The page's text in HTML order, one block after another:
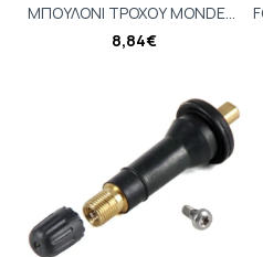
ΜΠΟΥΛΟΝΙ ΤΡΟΧΟΥ MONDEO CA2 2007-2014 KUGA CBV 2008-2012
8,84€